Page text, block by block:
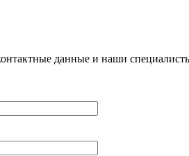
данные и наши